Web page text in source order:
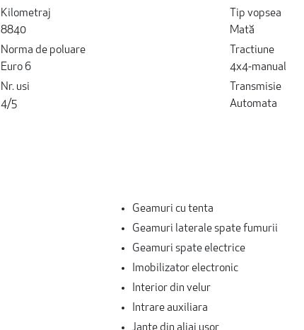
Kilometraj
8840
Norma de poluare
Euro 6
Nr. usi
4/5
Tip vopsea
Mată
Tractiune
4x4-manual
Transmisie
Automata
Geamuri cu tenta
Geamuri laterale spate fumurii
Geamuri spate electrice
Imobilizator electronic
Interior din velur
Intrare auxiliara
Jante din aliaj usor